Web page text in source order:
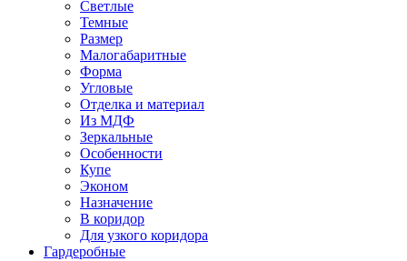
Светлые
Темные
Размер
Малогабаритные
Форма
Угловые
Отделка и материал
Из МДФ
Зеркальные
Особенности
Купе
Эконом
Назначение
В коридор
Для узкого коридора
Гардеробные